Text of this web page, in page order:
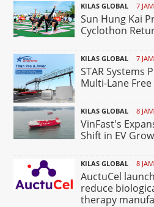
KILAS GLOBAL 7
Sun Hung Kai
Cyclothon
KILAS GLOBAL 7
STAR Systems
Multi-Lane
KILAS GLOBAL 8
VinFast's
Shift in EV
KILAS GLOBAL 8
AuctuCel
reduce
therapy